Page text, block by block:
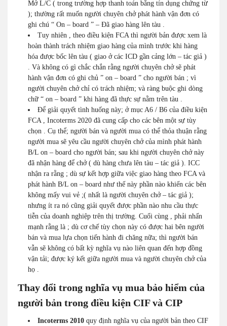
Mở L/C ( trong trường hợp thanh toán bằng tín dụng chứng từ
); thường rất muốn người chuyên chở phát hành vận đơn có
ghi chú “ On – board ” – Đã giao hàng lên tàu .
Tuy nhiên , theo điều kiện FCA thì người bản được xem là
hoàn thành trách nhiệm giao hàng của mình trước khi hàng
hóa được bốc lên tàu ( giao ở các ICD gần cảng lớn – tác giả )
. Và không có gì chắc chắn rằng người chuyên chở sẽ phát
hành vận đơn có ghi chủ ” on – board ” cho người bán ; vì
người chuyên chở chỉ có trách nhiệm; và ràng buộc ghi dòng
chữ “ on – board ” khi hàng đã thực sự nằm trên tàu .
Để giải quyết tình huống này; ở mục A6 / B6 của điều kiện
FCA , Incoterms 2020 đã cung cấp cho các bên một sự tùy
chọn . Cụ thể; người bán và người mua có thể thỏa thuận rằng
người mua sẽ yêu cầu người chuyên chở của mình phát hành
B/L on – board cho người bán; sau khi người chuyên chở này
đã nhận hàng để chở ( dù hàng chưa lên tàu – tác giả ). ICC
nhận ra rằng ; dù sự kết hợp giữa việc giao hàng theo FCA và
phát hành B/L on – board như thế này phần nào khiến các bên
không mấy vui vẻ ;( nhất là người chuyên chở – tác giả );
nhưng ít ra nó cũng giải quyết được phần nào nhu cầu thực
tiễn của doanh nghiệp trên thị trường. Cuối cùng , phải nhấn
mạnh rằng là ; dù cơ chế tùy chọn này có được hai bên người
bán và mua lựa chọn tiến hành đi chăng nữa; thì người bán
vẫn sẽ không có bất kỳ nghĩa vụ nào liên quan đến hợp đồng
vận tải; được ký kết giữa người mua và người chuyên chở của
họ .
Thay đổi trong nghĩa vụ mua bảo hiểm của
người bản trong điều kiện CIF và CIP
Incoterms 2010 quy định nghĩa vụ của người bản theo CIF